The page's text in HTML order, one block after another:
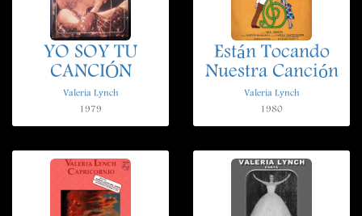
YO SOY TU
CANCIÓN
Valeria Lynch
1979
Están Tocando
Nuestra Canción
Valeria Lynch
1980